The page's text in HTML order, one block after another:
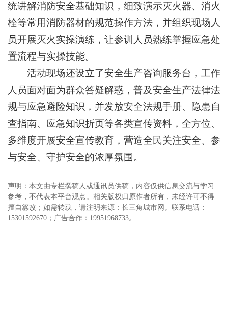
统讲解消防安全基础知识，细致演示灭火器、消火
栓等常用消防器材的规范操作方法，并组织现场人
员开展灭火实操演练，让参训人员熟练掌握应急处
置流程与实操技能。
活动现场还设立了安全生产咨询服务台，工作
人员面对面为群众答疑解惑，普及安全生产法律法
规与应急避险知识，并发放安全法规手册、隐患自
查指南、应急知识折页等各类宣传资料，全方位、
多维度开展安全宣传教育，营造全民关注安全、参
与安全、守护安全的浓厚氛围。
声明：本文由专栏撰稿人或通讯员供稿，内容仅供信息交流与学习
参考，不代表本平台观点。相关版权归原作者所有，未经许可不得
擅自篡改；如需转载，请注明来源：长三角城市网。联系电话：
15301592670；广告合作：19951968733。